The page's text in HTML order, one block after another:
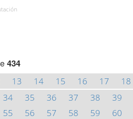
434
13 14 15 16 17 18
34 35 36 37 38 39
55 56 57 58 59 60